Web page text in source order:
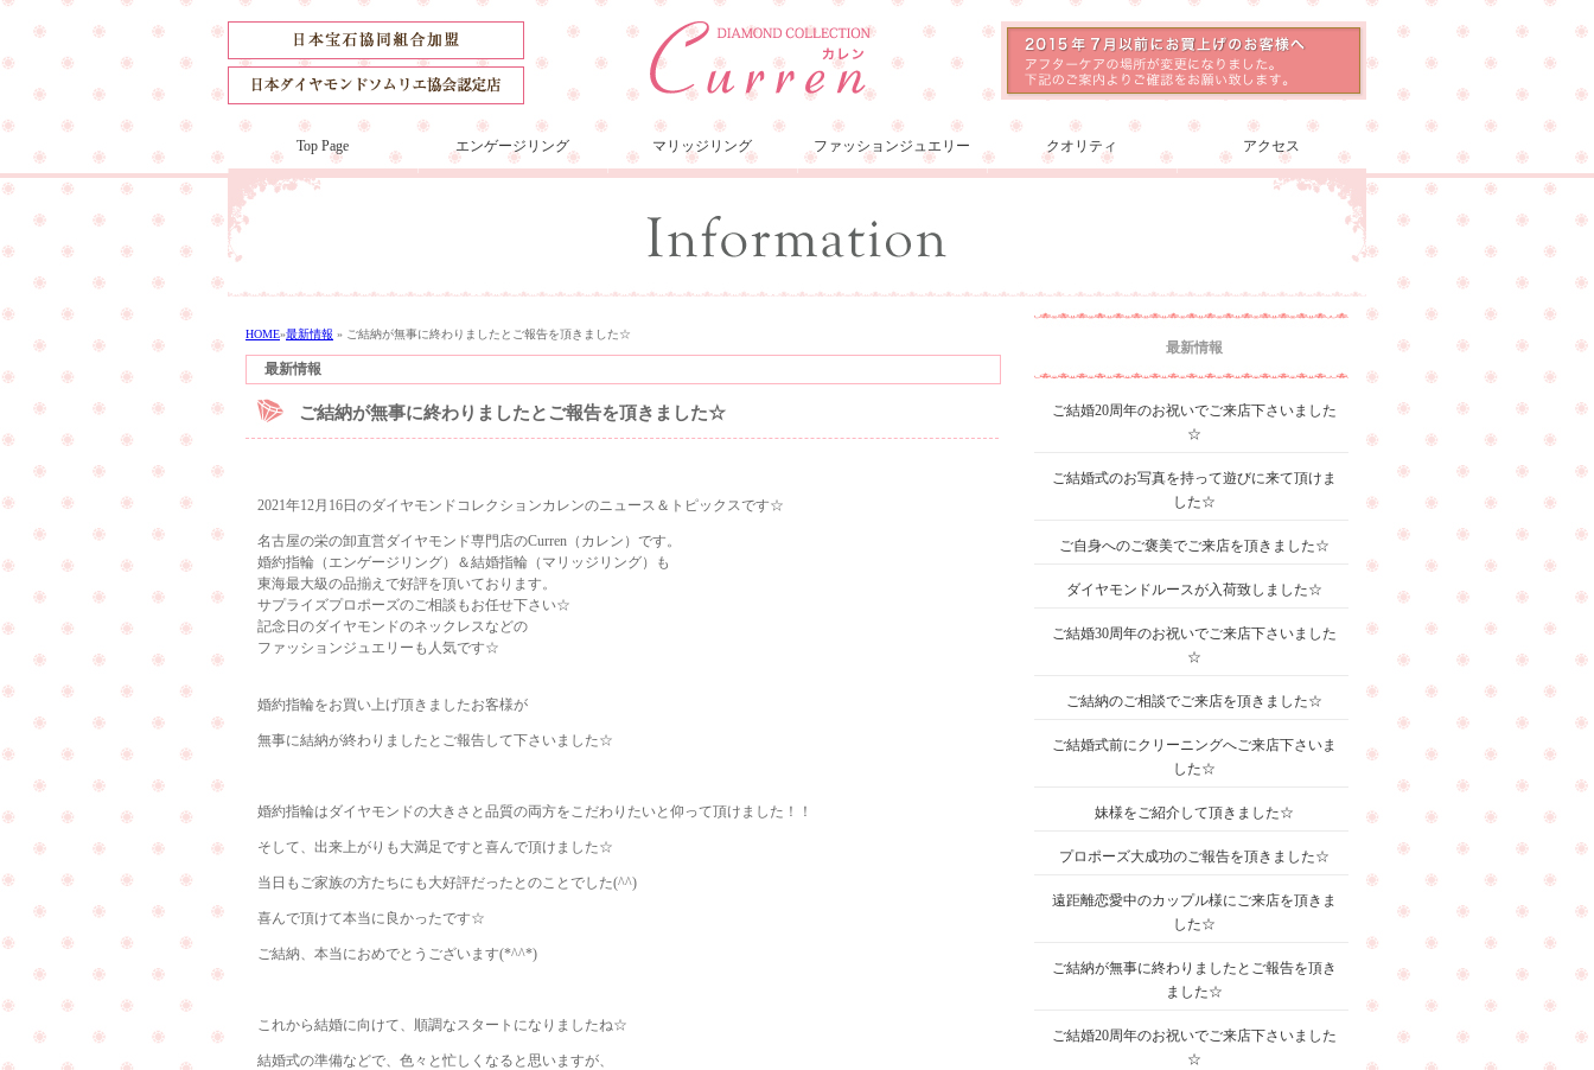
Top Page エンゲージリング マリッジリング ファッションジュエリー クオリティ アクセス
HOME»最新情報 » ご結納が無事に終わりましたとご報告を頂きました☆
最新情報
ご結納が無事に終わりましたとご報告を頂きました☆
2021年12月16日のダイヤモンドコレクションカレンのニュース＆トピックスです☆
名古屋の栄の卸直営ダイヤモンド専門店のCurren（カレン）です。
婚約指輪（エンゲージリング）＆結婚指輪（マリッジリング）も
東海最大級の品揃えで好評を頂いております。
サプライズプロポーズのご相談もお任せ下さい☆
記念日のダイヤモンドのネックレスなどの
ファッションジュエリーも人気です☆
婚約指輪をお買い上げ頂きましたお客様が
無事に結納が終わりましたとご報告して下さいました☆
婚約指輪はダイヤモンドの大きさと品質の両方をこだわりたいと仰って頂けました！！
そして、出来上がりも大満足ですと喜んで頂けました☆
当日もご家族の方たちにも大好評だったとのことでした(^^)
喜んで頂けて本当に良かったです☆
ご結納、本当におめでとうございます(*^^*)
これから結婚に向けて、順調なスタートになりましたね☆
結婚式の準備などで、色々と忙しくなると思いますが、
最新情報
ご結婚20周年のお祝いでご来店下さいました
☆
ご結婚式のお写真を持って遊びに来て頂けま
した☆
ご自身へのご褒美でご来店を頂きました☆
ダイヤモンドルースが入荷致しました☆
ご結婚30周年のお祝いでご来店下さいました
☆
ご結納のご相談でご来店を頂きました☆
ご結婚式前にクリーニングへご来店下さいま
した☆
妹様をご紹介して頂きました☆
プロポーズ大成功のご報告を頂きました☆
遠距離恋愛中のカップル様にご来店を頂きま
した☆
ご結納が無事に終わりましたとご報告を頂き
ました☆
ご結婚20周年のお祝いでご来店下さいました
☆